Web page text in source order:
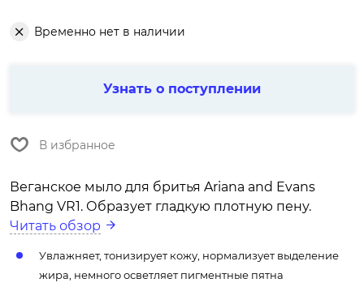
Временно нет в наличии
Узнать о поступлении
В избранное
Веганское мыло для бритья Ariana and Evans
Bhang VR1. Образует гладкую плотную пену.
Читать обзор
Увлажняет, тонизирует кожу, нормализует выделение
жира, немного осветляет пигментные пятна